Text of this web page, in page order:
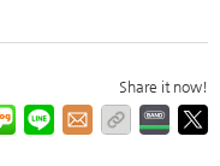
Share it now!